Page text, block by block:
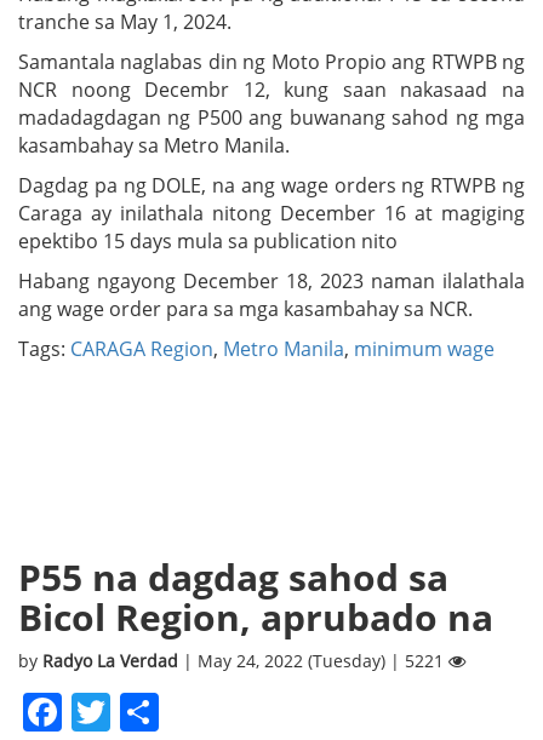
tranche sa May 1, 2024.
Samantala naglabas din ng Moto Propio ang RTWPB ng
NCR noong Decembr 12, kung saan nakasaad na
madadagdagan ng P500 ang buwanang sahod ng mga
kasambahay sa Metro Manila.
Dagdag pa ng DOLE, na ang wage orders ng RTWPB ng
Caraga ay inilathala nitong December 16 at magiging
epektibo 15 days mula sa publication nito
Habang ngayong December 18, 2023 naman ilalathala
ang wage order para sa mga kasambahay sa NCR.
Tags: CARAGA Region, Metro Manila, minimum wage
P55 na dagdag sahod sa
Bicol Region, aprubado na
by Radyo La Verdad | May 24, 2022 (Tuesday) | 5221
Facebook
Twitter